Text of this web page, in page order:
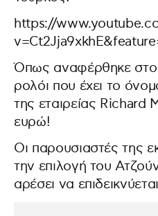
https://
Όπως αναφέρθηκε στο
ρολόι που έχει το
της εταιρείας Richard
ευρώ!
Οι παρουσιαστές της
την επιλογή του
αρέσει να